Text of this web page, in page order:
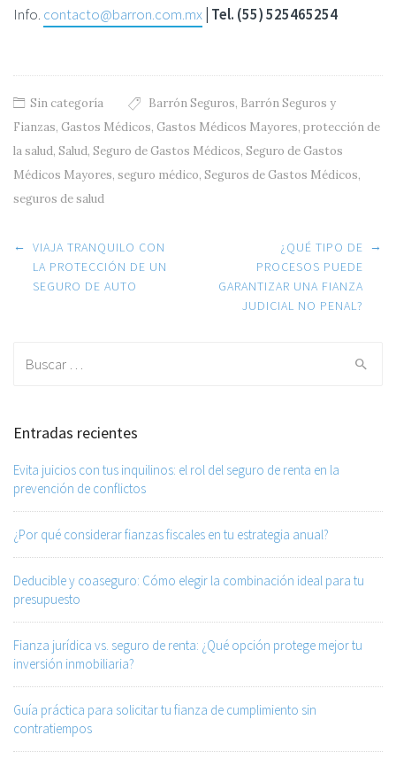
Info. contacto@barron.com.mx | Tel. (55) 525465254
Sin categoría Barrón Seguros, Barrón Seguros y
Fianzas, Gastos Médicos, Gastos Médicos Mayores, protección de
la salud, Salud, Seguro de Gastos Médicos, Seguro de Gastos
Médicos Mayores, seguro médico, Seguros de Gastos Médicos,
seguros de salud
Post navigation
← VIAJA TRANQUILO CON
LA PROTECCIÓN DE UN
SEGURO DE AUTO
¿QUÉ TIPO DE
PROCESOS PUEDE
GARANTIZAR UNA FIANZA
JUDICIAL NO PENAL?
→
Entradas recientes
Evita juicios con tus inquilinos: el rol del seguro de renta en la
prevención de conflictos
¿Por qué considerar fianzas fiscales en tu estrategia anual?
Deducible y coaseguro: Cómo elegir la combinación ideal para tu
presupuesto
Fianza jurídica vs. seguro de renta: ¿Qué opción protege mejor tu
inversión inmobiliaria?
Guía práctica para solicitar tu fianza de cumplimiento sin
contratiempos